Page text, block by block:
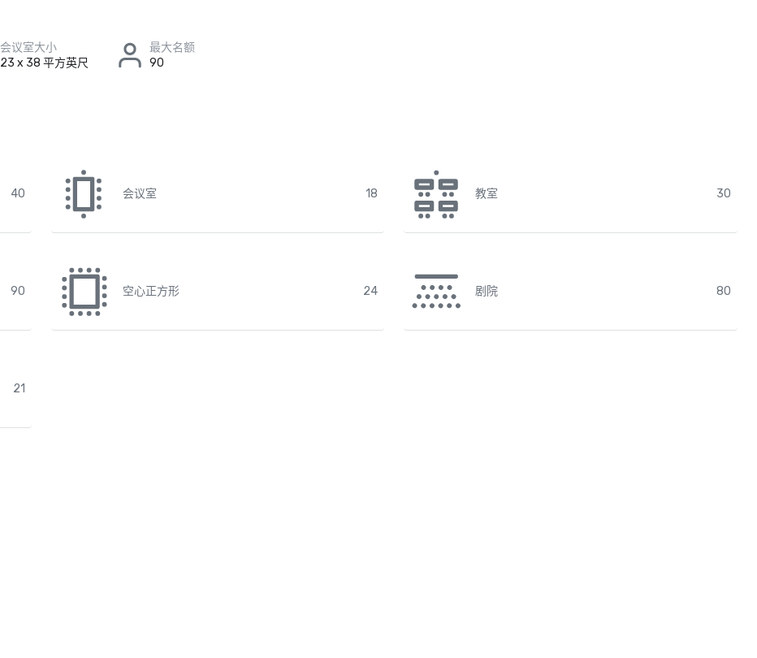
会议室大小
23 x 38 平方英尺
最大名额
90
40 会议室 18 教室 30
90 空心正方形 24 剧院 80
21